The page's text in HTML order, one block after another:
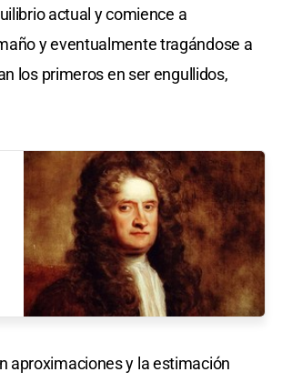
actual y comience a
y eventualmente tragándose a
los primeros en ser engullidos,
aproximaciones y la estimación